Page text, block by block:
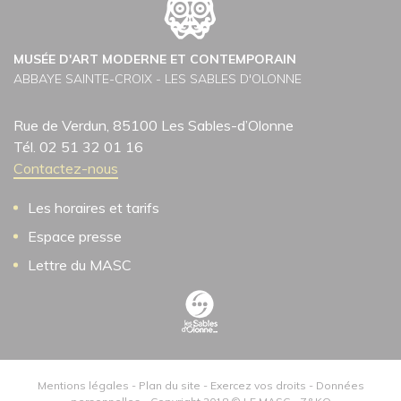
MUSÉE D'ART MODERNE ET CONTEMPORAIN
ABBAYE SAINTE-CROIX - LES SABLES D'OLONNE
Rue de Verdun, 85100 Les Sables-d’Olonne
Tél. 02 51 32 01 16
Contactez-nous
Les horaires et tarifs
Espace presse
Lettre du MASC
Mentions légales - Plan du site - Exercez vos droits - Données